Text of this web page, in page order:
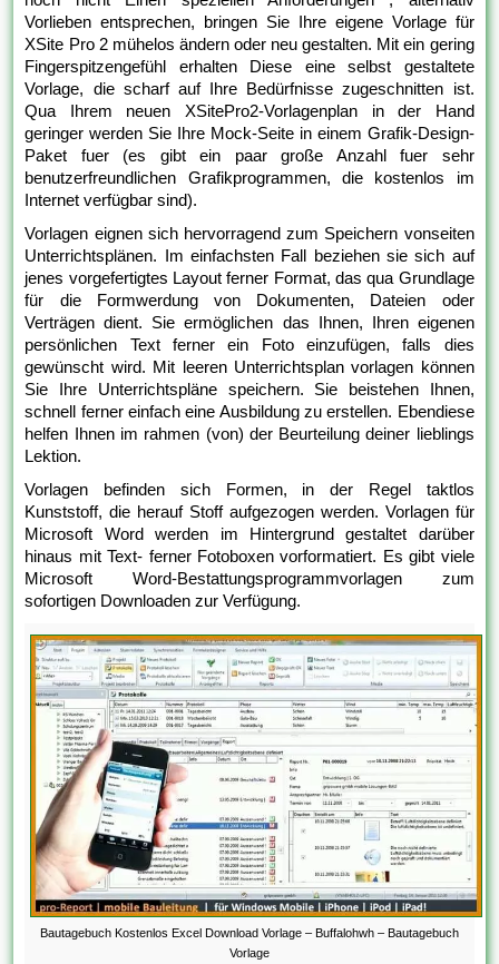
Vorlieben entsprechen, bringen Sie Ihre eigene Vorlage für
XSite Pro 2 mühelos ändern oder neu gestalten. Mit ein gering
Fingerspitzengefühl erhalten Diese eine selbst gestaltete
Vorlage, die scharf auf Ihre Bedürfnisse zugeschnitten ist.
Qua Ihrem neuen XSitePro2-Vorlagenplan in der Hand
geringer werden Sie Ihre Mock-Seite in einem Grafik-Design-
Paket fuer (es gibt ein paar große Anzahl fuer sehr
benutzerfreundlichen Grafikprogrammen, die kostenlos im
Internet verfügbar sind).
Vorlagen eignen sich hervorragend zum Speichern vonseiten
Unterrichtsplänen. Im einfachsten Fall beziehen sie sich auf
jenes vorgefertigtes Layout ferner Format, das qua Grundlage
für die Formwerdung von Dokumenten, Dateien oder
Verträgen dient. Sie ermöglichen das Ihnen, Ihren eigenen
persönlichen Text ferner ein Foto einzufügen, falls dies
gewünscht wird. Mit leeren Unterrichtsplan vorlagen können
Sie Ihre Unterrichtspläne speichern. Sie beistehen Ihnen,
schnell ferner einfach eine Ausbildung zu erstellen. Ebendiese
helfen Ihnen im rahmen (von) der Beurteilung deiner lieblings
Lektion.
Vorlagen befinden sich Formen, in der Regel taktlos
Kunststoff, die herauf Stoff aufgezogen werden. Vorlagen für
Microsoft Word werden im Hintergrund gestaltet darüber
hinaus mit Text- ferner Fotoboxen vorformatiert. Es gibt viele
Microsoft Word-Bestattungsprogrammvorlagen zum
sofortigen Downloaden zur Verfügung.
Bautagebuch Kostenlos Excel Download Vorlage – Buffalohwh – Bautagebuch
Vorlage